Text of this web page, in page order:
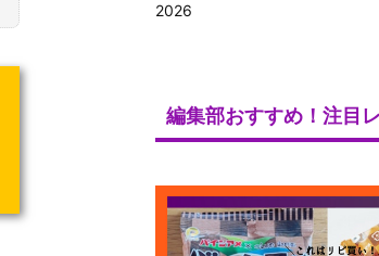
2026
編集部おすすめ！注目